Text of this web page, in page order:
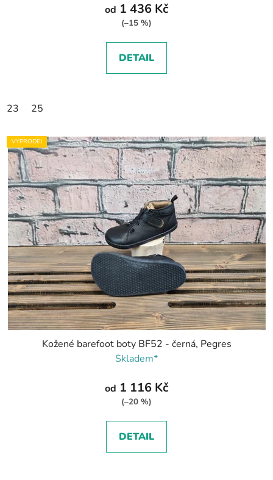
od 1 436 Kč
(–15 %)
DETAIL
23 25
VÝPRODEJ
Kožené barefoot boty BF52 - černá, Pegres
Skladem*
od 1 116 Kč
(–20 %)
DETAIL